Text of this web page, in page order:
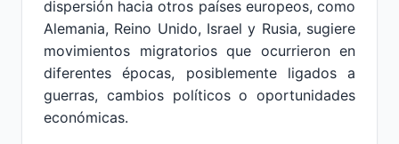
dispersión hacia otros países europeos, como
Alemania, Reino Unido, Israel y Rusia, sugiere
movimientos migratorios que ocurrieron en
diferentes épocas, posiblemente ligados a
guerras, cambios políticos o oportunidades
económicas.